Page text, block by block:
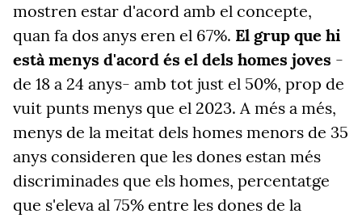
mostren estar d'acord amb el concepte,
quan fa dos anys eren el 67%. El grup que hi
està menys d'acord és el dels homes joves -
de 18 a 24 anys- amb tot just el 50%, prop de
vuit punts menys que el 2023. A més a més,
menys de la meitat dels homes menors de 35
anys consideren que les dones estan més
discriminades que els homes, percentatge
que s'eleva al 75% entre les dones de la